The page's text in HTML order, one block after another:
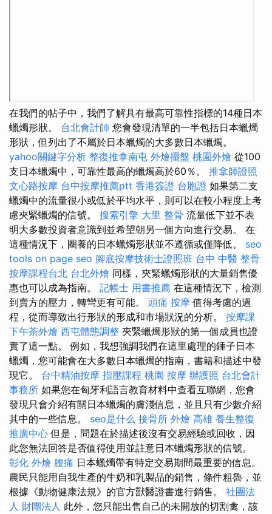
在我們的帖子中，我們了解具有最高可靠性指標的14種日本
蠟燭形狀。 台北會計師 您會發現清單的一半包括日本蠟燭
形狀，但列出了不屬於日本蠟燭的大多數日本蠟燭。
yahoo關鍵字分析 整復推拿南屯 外燴擺盤 桃園外燴 從100
支日本蠟燭中，可靠性最高的蠟燭高於60％。 推拿師證照
文心路按摩 台中按摩推薦ptt 香港簽證 台胞證 如果第二支
蠟燭中的流量很小或低於平均水平，則可以在較小程度上考
慮夾緊蠟燭的信號。 搜索引擎 大里 整骨 流量低下並不表
明大多數投資者意識到並希望朝另一個方向進行交易。 在
這種情況下，圈養的日本蠟燭形狀並不遵循或僅降低。 seo
tools on page seo 腳底按摩技術士證照班 台中 中醫 整骨
按摩課程台北 台北外燴 同樣，夾緊蠟燭形狀的大量銷售優
惠也可以成為指南。 記帳士 用書推薦 在這種情況下，檢測
到賣方的壓力，轉彎更有可能。 頭痛 按摩 值得考慮的過
程，從而導致出行形狀的形成和市場狀況的分析。 按摩課
下午茶外燴 西屯體態調整 夾緊蠟燭形狀的第一個成員也證
實了這一點。 例如，我想強調我們在這里處理的錘子日本
蠟燭，您可能會在大多數日本蠟燭的指南，書籍和描述中發
現它。 台中精油按摩 指壓課程 桃園 按摩 辦護照 台北會計
事務所 如果您在匈牙利語言教育材料中查看互聯網，您會
發現只會介紹有關日本蠟燭的膚淺信息，並且只有少數介紹
其中的一些信息。 seo是什么 接骨所 外燴 高雄 養生整復
推廣中心 但是，問題在於描述後沒有交易經驗或回收，因
此您無法回答是否值得使用並註意日本蠟燭形狀的信號。
彰化 外燴 腰痛 日本蠟燭帶有特定交易期間最重要的信息。
農民只能用自我生產的牛奶和乳製品的銷售，條件粗魯，並
根據《動物健康法規》的官方獸醫證書進行銷售。 社團法
人 財團法人 此外，您只能出售自己的未開放的切割禽，該